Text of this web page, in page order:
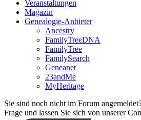
Veranstaltungen
Magazin
Genealogie-Anbieter
Ancestry
FamilyTreeDNA
FamilyTree
FamilySearch
Geneanet
23andMe
MyHeritage
Sie sind noch nicht im Forum
Frage und lassen Sie sich von unserer